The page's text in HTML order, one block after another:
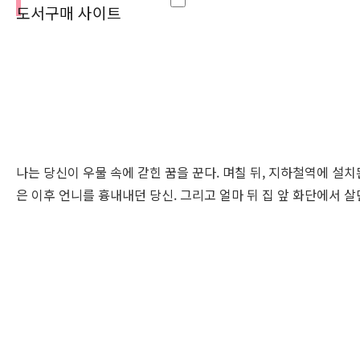
도서구매 사이트
나는 당신이 우물 속에 갇힌 꿈을 꾼다. 며칠 뒤, 지하철역에 설
은 이후 언니를 흉내내던 당신. 그리고 얼마 뒤 집 앞 화단에서